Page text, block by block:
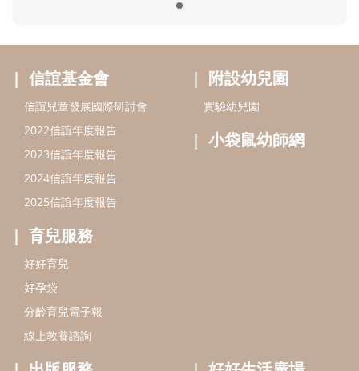
好孕袋
分齡育兒電子報
線上教養諮詢
出版服務
信誼基金出版社
閱讀推廣
Bookstart閱讀起步走
信誼幼兒文學獎
信誼兒童動畫獎
小袋鼠說故事劇團
service@hsin-yi.org.tw